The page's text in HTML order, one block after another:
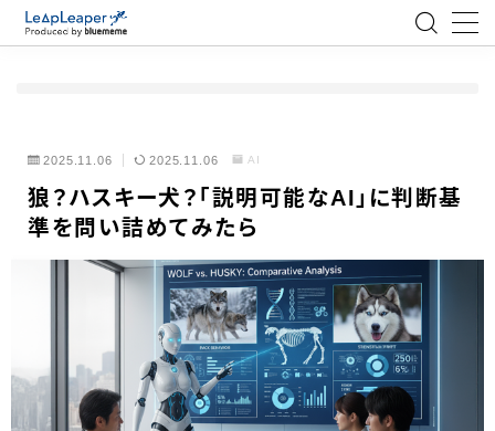
エンジニア
テクノロジー
2025.11.06 2025.11.06 AI
狼？ハスキー犬？「説明可能なAI」に判断基
準を問い詰めてみたら